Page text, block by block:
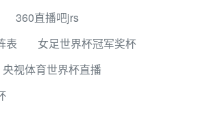
360直播吧jrs
表
女足世界杯冠军奖杯
央视体育世界杯直播